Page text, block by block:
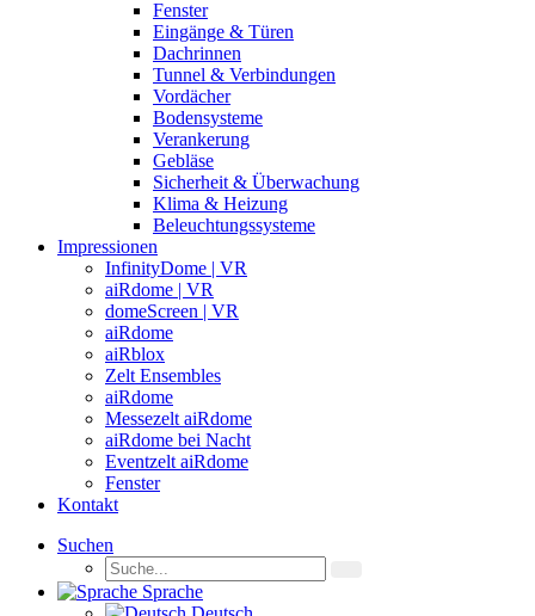
Fenster
Eingänge & Türen
Dachrinnen
Tunnel & Verbindungen
Vordächer
Bodensysteme
Verankerung
Gebläse
Sicherheit & Überwachung
Klima & Heizung
Beleuchtungssysteme
Impressionen
InfinityDome | VR
aiRdome | VR
domeScreen | VR
aiRdome
aiRblox
Zelt Ensembles
aiRdome
Messezelt aiRdome
aiRdome bei Nacht
Eventzelt aiRdome
Fenster
Kontakt
Suchen
Sprache